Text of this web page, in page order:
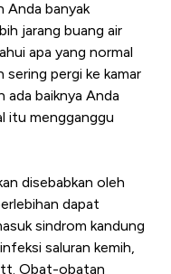
Anda banyak
jarang buang air
apa yang normal
sering pergi ke kamar
ada baiknya Anda
itu mengganggu
disebabkan oleh
dapat
sindrom kandung
saluran kemih,
Obat-obatan